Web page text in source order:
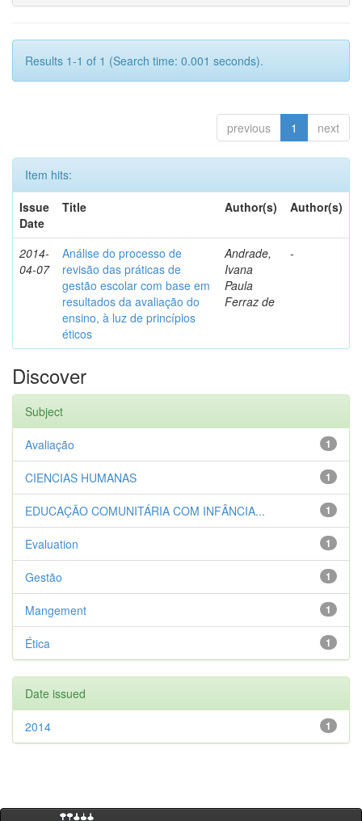
Results 1-1 of 1 (Search time: 0.001 seconds).
previous 1 next
Item hits:
Issue
Date
Title Author(s) Author(s)
2014-
04-07
Análise do processo de
revisão das práticas de
gestão escolar com base em
resultados da avaliação do
ensino, à luz de princípios
éticos
Andrade,
Ivana
Paula
Ferraz de
-
Discover
Subject
1
Avaliação
1
CIENCIAS HUMANAS
1
EDUCAÇÃO COMUNITÁRIA COM INFÂNCIA...
1
Evaluation
1
Gestão
1
Mangement
1
Ética
Date issued
1
2014